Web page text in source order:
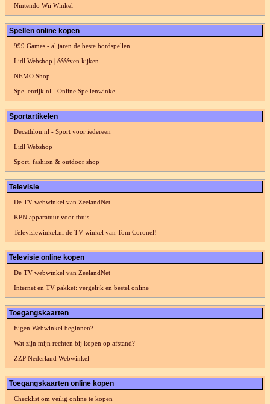
Nintendo Wii Winkel
Spellen online kopen
999 Games - al jaren de beste bordspellen
Lidl Webshop | ééééven kijken
NEMO Shop
Spellenrijk.nl - Online Spellenwinkel
Sportartikelen
Decathlon.nl - Sport voor iedereen
Lidl Webshop
Sport, fashion & outdoor shop
Televisie
De TV webwinkel van ZeelandNet
KPN apparatuur voor thuis
Televisiewinkel.nl de TV winkel van Tom Coronel!
Televisie online kopen
De TV webwinkel van ZeelandNet
Internet en TV pakket: vergelijk en bestel online
Toegangskaarten
Eigen Webwinkel beginnen?
Wat zijn mijn rechten bij kopen op afstand?
ZZP Nederland Webwinkel
Toegangskaarten online kopen
Checklist om veilig online te kopen